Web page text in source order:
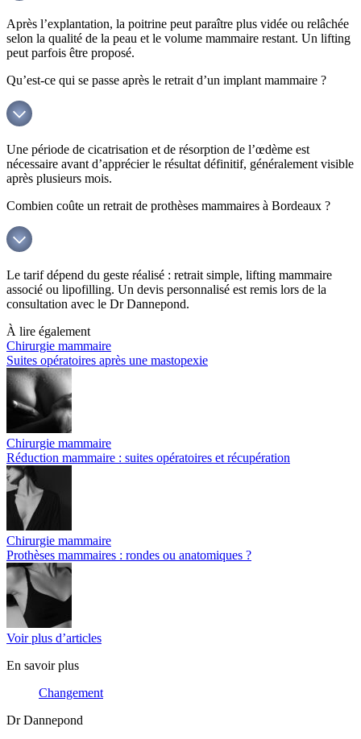
Après l’explantation, la poitrine peut paraître plus vidée ou relâchée
selon la qualité de la peau et le volume mammaire restant. Un lifting
peut parfois être proposé.
Qu’est-ce qui se passe après le retrait d’un implant mammaire ?
Une période de cicatrisation et de résorption de l’œdème est
nécessaire avant d’apprécier le résultat définitif, généralement visible
après plusieurs mois.
Combien coûte un retrait de prothèses mammaires à Bordeaux ?
Le tarif dépend du geste réalisé : retrait simple, lifting mammaire
associé ou lipofilling. Un devis personnalisé est remis lors de la
consultation avec le Dr Dannepond.
À lire également
Chirurgie mammaire
Suites opératoires après une mastopexie
Chirurgie mammaire
Réduction mammaire : suites opératoires et récupération
Chirurgie mammaire
Prothèses mammaires : rondes ou anatomiques ?
Voir plus d’articles
En savoir plus
Changement
Dr Dannepond